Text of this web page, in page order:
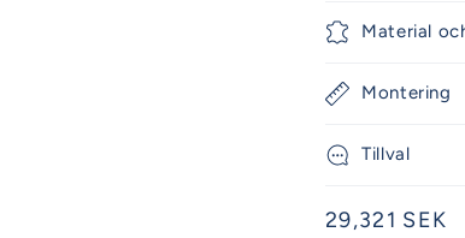
Material
Montering
Tillval
Ordinarie
29,321 SEK